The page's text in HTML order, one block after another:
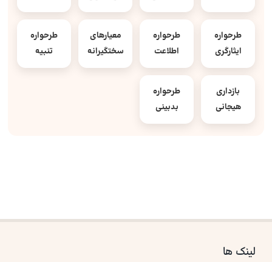
طرحواره
ایثارگری
طرحواره
اطلاعت
معیارهای
سختگیرانه
طرحواره
تنبیه
بازداری
هیجانی
طرحواره
بدبینی
لینک ها